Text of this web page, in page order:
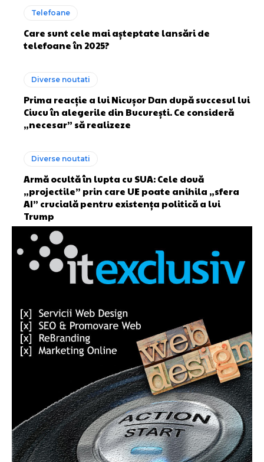
Telefoane
Care sunt cele mai așteptate lansări de
telefoane în 2025?
Diverse noutati
Prima reacție a lui Nicușor Dan după succesul lui
Ciucu în alegerile din București. Ce consideră
„necesar” să realizeze
Diverse noutati
Armă ocultă în lupta cu SUA: Cele două
„projectile” prin care UE poate anihila „sfera
AI” crucială pentru existența politică a lui
Trump